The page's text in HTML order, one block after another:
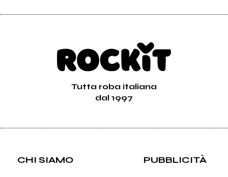
Tutta roba italiana
dal 1997
CHI SIAMO PUBBLICITÀ